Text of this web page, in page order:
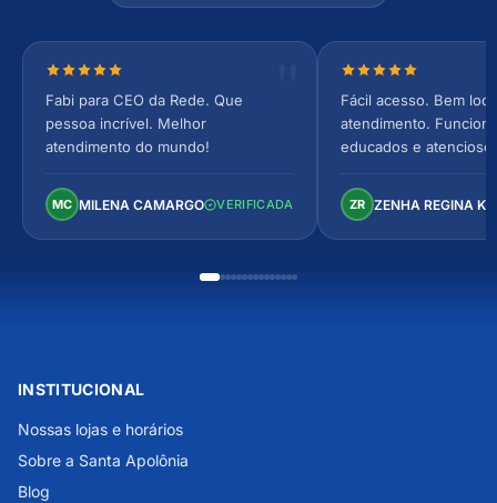
Nota 5 de 5 estrelas
Fabi para CEO da Rede. Que
pessoa incrível. Melhor
atendimento do mundo!
MC MILENA CAMARGO VERIFICADA
Nota 5 de 5
Fácil acesso. Bem
atendimento.
educados e
Perfeito!
ZR ZENHA REGINA
INSTITUCIONAL
Nossas lojas e horários
Sobre a Santa Apolônia
Blog